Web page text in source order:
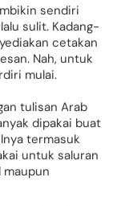
sendiri
sulit. Kadang-
cetakan
Nah, untuk
mulai.
tulisan Arab
dipakai buat
termasuk
untuk saluran
maupun